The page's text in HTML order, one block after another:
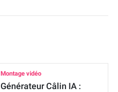
Montage vidéo
Générateur Câlin IA :